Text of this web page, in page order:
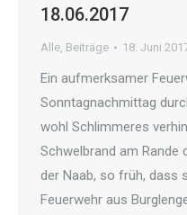
18.06.2017
Alle, Beiträge 18. Juni
Ein aufmerksamer
Sonntagnachmittag
wohl Schlimmeres
Schwelbrand am Rande
der Naab, so früh, dass
Feuerwehr aus